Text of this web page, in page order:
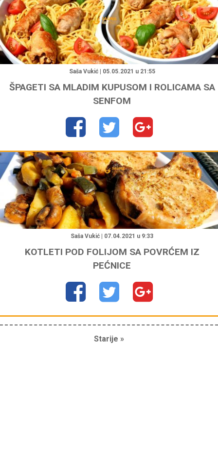
"
Saša Vukić | 05.05.2021 u 21:55
ŠPAGETI SA MLADIM KUPUSOM I ROLICAMA SA
SENFOM
"
Saša Vukić | 07.04.2021 u 9:33
KOTLETI POD FOLIJOM SA POVRĆEM IZ
PEĆNICE
Starije »